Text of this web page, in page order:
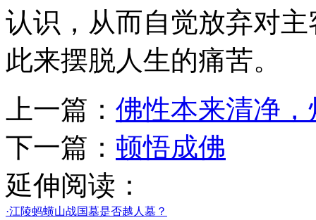
认识，从而自觉放弃对
此来摆脱人生的痛苦。
上一篇： 佛性本来清净
下一篇： 顿悟成佛
延伸阅读：
·江陵蚂蟥山战国墓是否越人墓？